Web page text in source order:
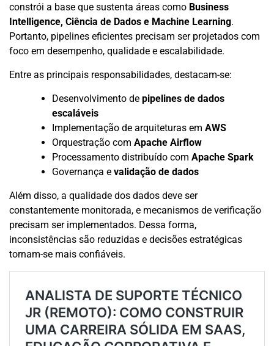
constrói a base que sustenta áreas como Business
Intelligence, Ciência de Dados e Machine Learning.
Portanto, pipelines eficientes precisam ser projetados com
foco em desempenho, qualidade e escalabilidade.
Entre as principais responsabilidades, destacam-se:
Desenvolvimento de pipelines de dados
escaláveis
Implementação de arquiteturas em AWS
Orquestração com Apache Airflow
Processamento distribuído com Apache Spark
Governança e validação de dados
Além disso, a qualidade dos dados deve ser
constantemente monitorada, e mecanismos de verificação
precisam ser implementados. Dessa forma,
inconsistências são reduzidas e decisões estratégicas
tornam-se mais confiáveis.